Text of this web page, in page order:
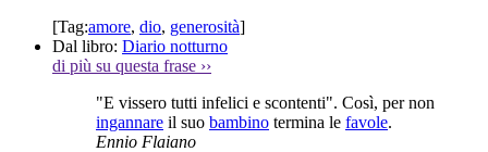
[Tag:amore, dio, generosità]
Dal libro: Diario notturno
di più su questa frase ››
"E vissero tutti infelici e scontenti". Così, per non
ingannare il suo bambino termina le favole.
Ennio Flaiano